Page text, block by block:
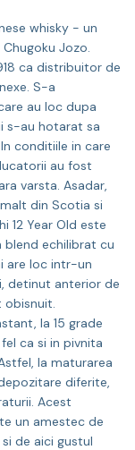
whisky - un
Jozo.
ca distribuitor de
S-a
au loc dupa
s-au hotarat sa
conditiile in care
au fost
varsta. Asadar,
din Scotia si
12 Year Old este
blend echilibrat cu
are loc intr-un
detinut anterior de
obisnuit.
la 15 grade
ca si in pivnita
la maturarea
diferite,
Acest
un amestec de
de aici gustul